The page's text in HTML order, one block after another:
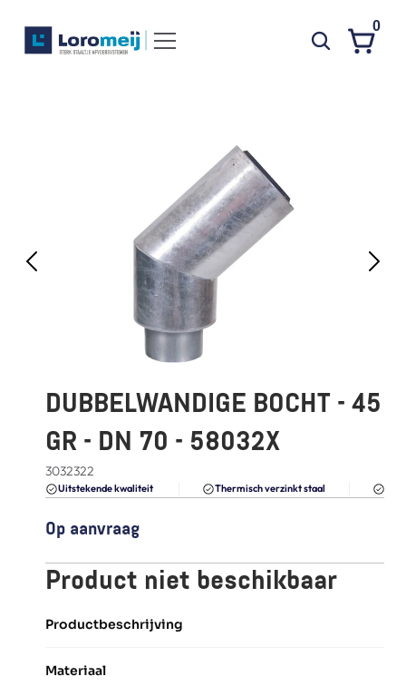
Waarom Loromeij
FAQ
Blogs
0
DUBBELWANDIGE BOCHT - 45
GR - DN 70 - 58032X
3032322
Uitstekende kwaliteit Thermisch verzinkt staal
Op aanvraag
Product niet beschikbaar
Productbeschrijving
Materiaal